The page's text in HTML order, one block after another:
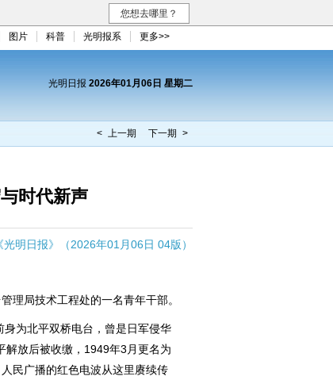
您想去哪里？
图片 科普 光明报系 更多>>
光明日报 2026年01月06日 星期二
< 上一期 下一期 >
时代新声
《光明日报》（2026年01月06日 04版）
局技术工程处的一名青年干部。
为北平双桥电台，曾是日军侵华
解放后被收缴，1949年3月更名为
民广播的红色电波从这里赓续传